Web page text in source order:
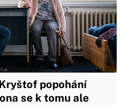
popohání
se k tomu ale